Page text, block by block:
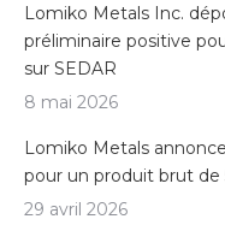
Lomiko Metals Inc.
préliminaire positive
sur SEDAR
8 mai 2026
Lomiko Metals
pour un produit brut de
29 avril 2026